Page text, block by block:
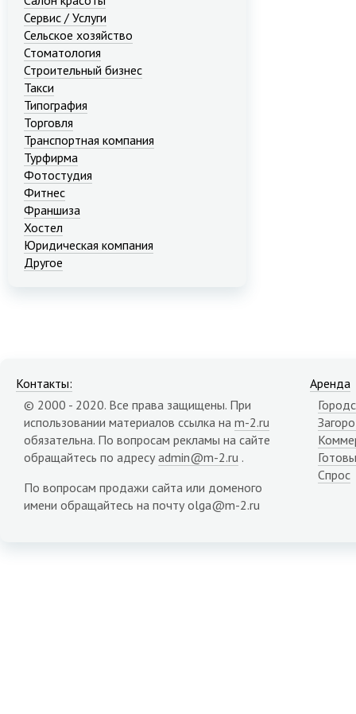
Сервис / Услуги
Сельское хозяйство
Стоматология
Строительный бизнес
Такси
Типография
Торговля
Транспортная компания
Турфирма
Фотостудия
Фитнес
Франшиза
Хостел
Юридическая компания
Другое
Контакты:
© 2000 - 2020. Все права защищены. При
использовании материалов ссылка на m-2.ru
обязательна. По вопросам рекламы на сайте
обращайтесь по адресу admin@m-2.ru .
По вопросам продажи сайта или доменого
имени обращайтесь на почту olga@m-2.ru
Аренда
Спрос